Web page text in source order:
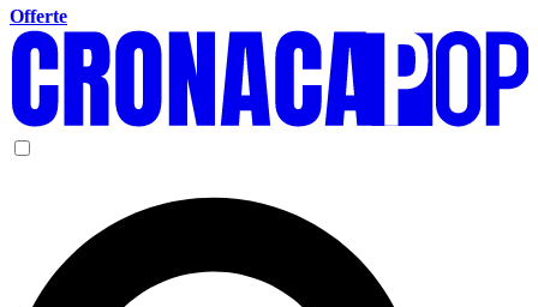
Offerte